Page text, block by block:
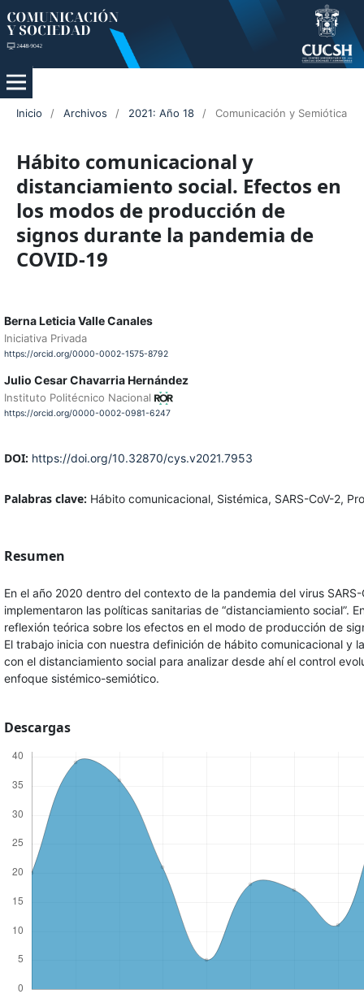
Inicio / Archivos / 2021: Año 18 / Comunicación y Semiótica
Hábito comunicacional y
distanciamiento social. Efectos en
los modos de producción de
signos durante la pandemia de
COVID-19
Berna Leticia Valle Canales
Iniciativa Privada
https://orcid.org/0000-0002-1575-8792
Julio Cesar Chavarria Hernández
Instituto Politécnico Nacional
https://orcid.org/0000-0002-0981-6247
DOI: https://doi.org/10.32870/cys.v2021.7953
Palabras clave: Hábito comunicacional, Sistémica, SARS-CoV-2,
Resumen
En el año 2020 dentro del contexto de la pandemia del virus
implementaron las políticas sanitarias de “distanciamiento social”.
reflexión teórica sobre los efectos en el modo de producción de
El trabajo inicia con nuestra definición de hábito comunicacional y
con el distanciamiento social para analizar desde ahí el control
enfoque sistémico-semiótico.
Descargas